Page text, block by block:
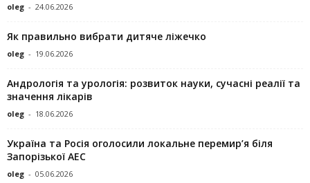
oleg - 24.06.2026
Як правильно вибрати дитяче ліжечко
oleg - 19.06.2026
Андрологія та урологія: розвиток науки, сучасні реалії та
значення лікарів
oleg - 18.06.2026
Україна та Росія оголосили локальне перемир’я біля
Запорізької АЕС
oleg - 05.06.2026